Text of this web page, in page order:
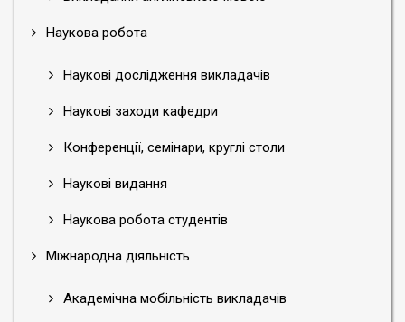
Наукова робота
Наукові дослідження викладачів
Наукові заходи кафедри
Конференції, семінари, круглі столи
Наукові видання
Наукова робота студентів
Міжнародна діяльність
Академічна мобільність викладачів